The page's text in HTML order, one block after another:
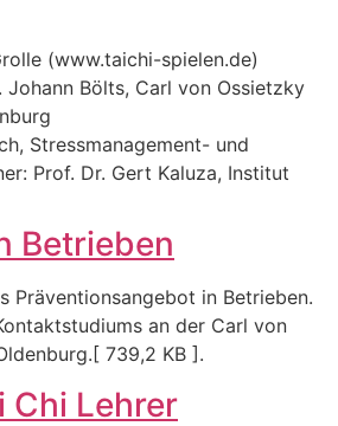
(www.taichi-spielen.de)
Johann Bölts, Carl von Ossietzky
Stressmanagement- und
Prof. Dr. Gert Kaluza, Institut
Betrieben
Präventionsangebot in Betrieben.
an der Carl von
739,2 KB ].
Chi Lehrer